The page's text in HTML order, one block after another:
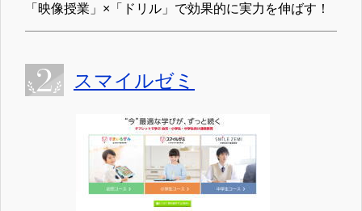
「映像授業」×「ドリル」で効果的に実力を伸ばす！
スマイルゼミ